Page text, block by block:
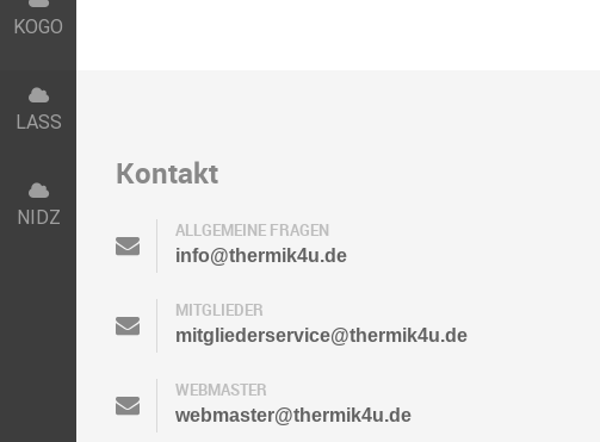
Kontakt
ALLGEMEINE FRAGEN
info@thermik4u.de
MITGLIEDER
mitgliederservice@thermik4u.de
WEBMASTER
webmaster@thermik4u.de
KOGO
LASS
NIDZ